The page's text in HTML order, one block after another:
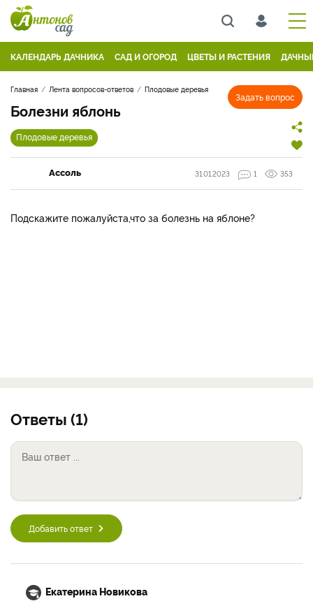
КАЛЕНДАРЬ ДАЧНИКА САД И ОГОРОД ЦВЕТЫ И РАСТЕНИЯ
Задать вопрос
Главная Лента вопросов-ответов Плодовые деревья
Болезни яблонь
Плодовые деревья
Ассоль 31.01.2023 1 353
Подскажите пожалуйста,что за болезнь на яблоне?
Ответы (1)
Добавить ответ
Екатерина Новикова